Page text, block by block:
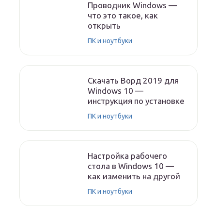
Проводник Windows —
что это такое, как
открыть
ПК и ноутбуки
Скачать Ворд 2019 для
Windows 10 —
инструкция по установке
ПК и ноутбуки
Настройка рабочего
стола в Windows 10 —
как изменить на другой
ПК и ноутбуки